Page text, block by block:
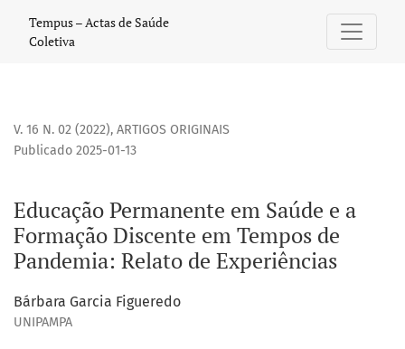
Educação Permanente em Saúde e a Formação Discente
Tempus – Actas de Saúde
Coletiva
V. 16 N. 02 (2022), ARTIGOS ORIGINAIS
Educação Permanente em Saúde e a
Formação Discente em Tempos de
Pandemia: Relato de Experiências
Publicado 2025-01-13
Bárbara Garcia Figueredo
UNIPAMPA